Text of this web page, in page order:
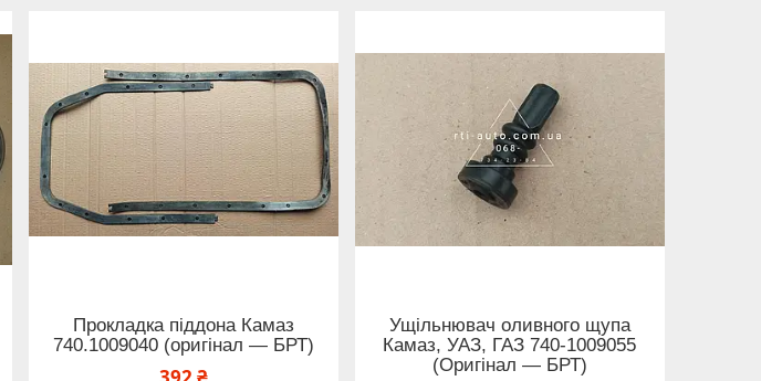
Прокладка піддона Камаз
740.1009040 (оригінал — БРТ)
Ущільнювач оливного щупа
Камаз, УАЗ, ГАЗ 740-1009055
(Оригінал — БРТ)